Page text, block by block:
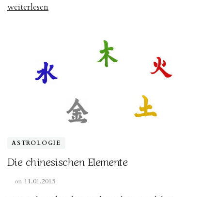
„Westliche
Vergleich“
weiterlesen
ASTROLOGIE
Die chinesischen Elemente
on 11.01.2015